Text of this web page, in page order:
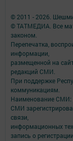
© 2011 - 2026.
© ТАТМЕДИА. Все
законом.
Перепечатка,
информации,
размещенной на
редакций СМИ.
При поддержке
коммуникациям.
Наименование
СМИ
связи,
информационных
запись о